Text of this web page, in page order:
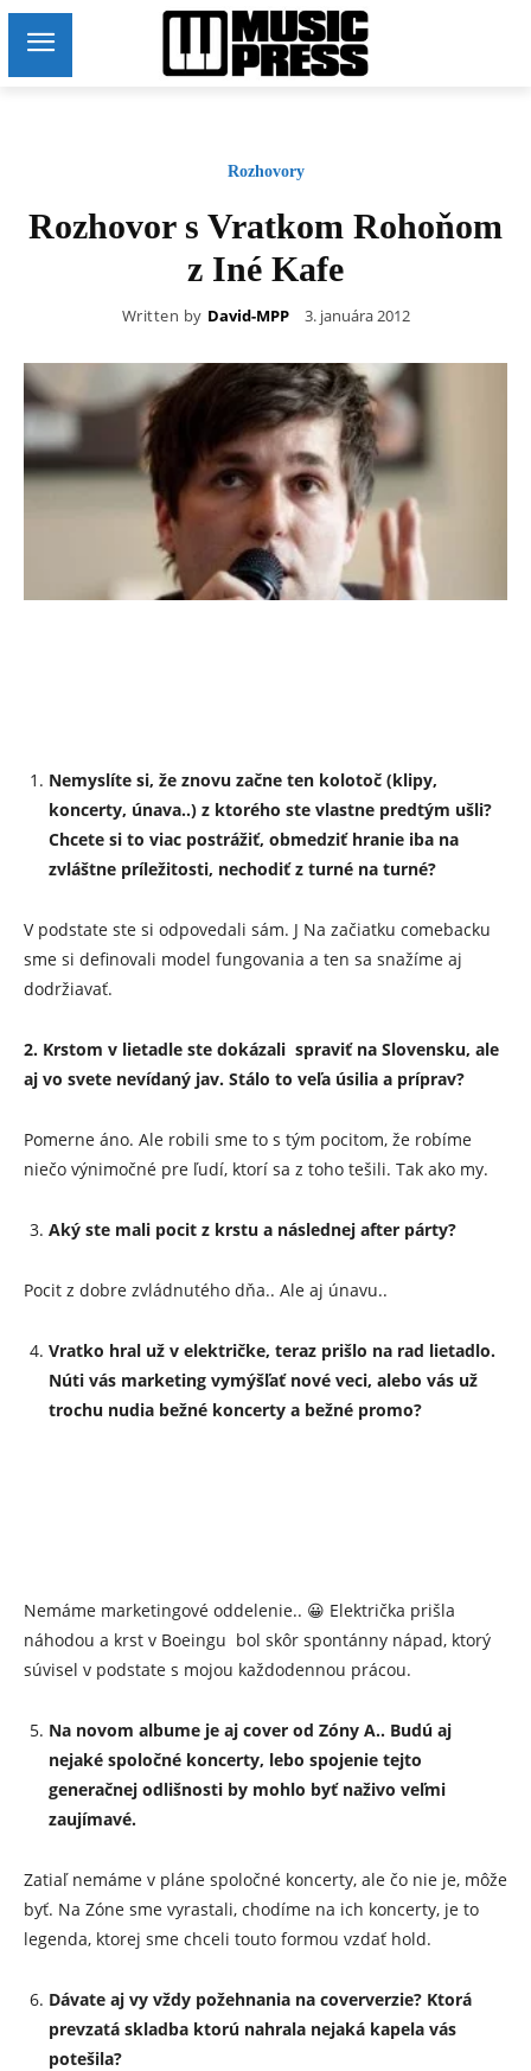
Rozhovory
Rozhovor s Vratkom Rohoňom
z Iné Kafe
Written by David-MPP 3. januára 2012
Nemyslíte si, že znovu začne ten kolotoč (klipy,
koncerty, únava..) z ktorého ste vlastne predtým ušli?
Chcete si to viac postrážiť, obmedziť hranie iba na
zvláštne príležitosti, nechodiť z turné na turné?
V podstate ste si odpovedali sám. J Na začiatku comebacku
sme si definovali model fungovania a ten sa snažíme aj
dodržiavať.
2. Krstom v lietadle ste dokázali spraviť na Slovensku, ale
aj vo svete nevídaný jav. Stálo to veľa úsilia a príprav?
Pomerne áno. Ale robili sme to s tým pocitom, že robíme
niečo výnimočné pre ľudí, ktorí sa z toho tešili. Tak ako my.
Aký ste mali pocit z krstu a následnej after párty?
Pocit z dobre zvládnutého dňa.. Ale aj únavu..
Vratko hral už v električke, teraz prišlo na rad lietadlo.
Núti vás marketing vymýšľať nové veci, alebo vás už
trochu nudia bežné koncerty a bežné promo?
Nemáme marketingové oddelenie.. 😀 Električka prišla
náhodou a krst v Boeingu bol skôr spontánny nápad, ktorý
súvisel v podstate s mojou každodennou prácou.
Na novom albume je aj cover od Zóny A.. Budú aj
nejaké spoločné koncerty, lebo spojenie tejto
generačnej odlišnosti by mohlo byť naživo veľmi
zaujímavé.
Zatiaľ nemáme v pláne spoločné koncerty, ale čo nie je, môže
byť. Na Zóne sme vyrastali, chodíme na ich koncerty, je to
legenda, ktorej sme chceli touto formou vzdať hold.
Dávate aj vy vždy požehnania na coververzie? Ktorá
prevzatá skladba ktorú nahrala nejaká kapela vás
potešila?